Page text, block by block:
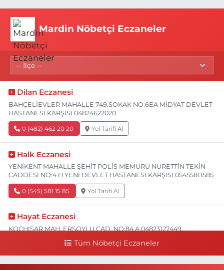
Mardin Nöbetçi Eczaneler
Dilan Eczanesi
BAHÇELİEVLER MAHALLE 749.SOKAK NO:6EA MİDYAT DEVLET
HASTANESİ KARŞISI 04824622020
0 (482) 462 20 20 Yol Tarifi Al
Halk Eczanesi
YENİKENT MAHALLE ŞEHİT POLİS MEMURU NURETTİN TEKİN
CADDESİ NO:4 H YENİ DEVLET HASTANESİ KARŞISI 05455811585
0 (545) 581 15 85 Yol Tarifi Al
Hayat Eczanesi
KOÇHİSAR MAH. ERSOYLU CAD. NO:84 A 04823127449
0 (482) 312 74 49 Yol Tarifi Al
Tüm Nöbetçi Eczaneler